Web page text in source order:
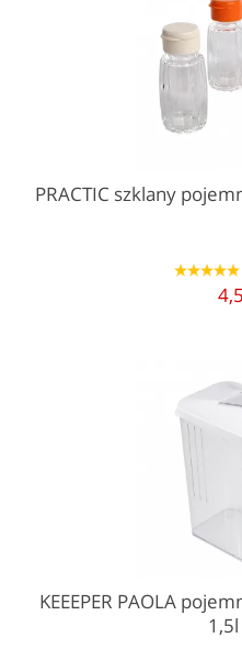
PRACTIC szklany
1 2 3 4 5
KEEEPER PAOLA
1,5l